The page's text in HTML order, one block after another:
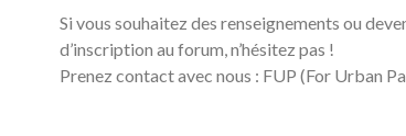
Si vous souhaitez des renseignements ou
d’inscription au forum, n’hésitez pas !
Prenez contact avec nous : FUP (For Urban